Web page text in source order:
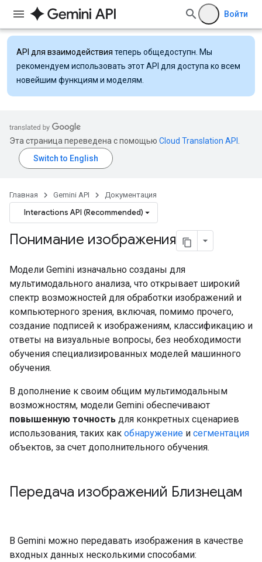
Войти
API для взаимодействия теперь общедоступн. Мы
рекомендуем использовать этот API для доступа ко всем
новейшим функциям и моделям.
Эта страница переведена с помощью Cloud Translation API
Главная Gemini API Документация
Interactions API (Recommended)
Понимание изображения
Модели Gemini изначально созданы для
мультимодального анализа, что открывает широкий
спектр возможностей для обработки изображений и
компьютерного зрения, включая, помимо прочего,
создание подписей к изображениям, классификацию и
ответы на визуальные вопросы, без необходимости
обучения специализированных моделей машинного
обучения.
В дополнение к своим общим мультимодальным
возможностям, модели Gemini обеспечивают
повышенную точность для конкретных сценариев
использования, таких как обнаружение и сегментация
объектов, за счет дополнительного обучения.
Передача изображений Близнецам
В Gemini можно передавать изображения в качестве
входных данных несколькими способами: